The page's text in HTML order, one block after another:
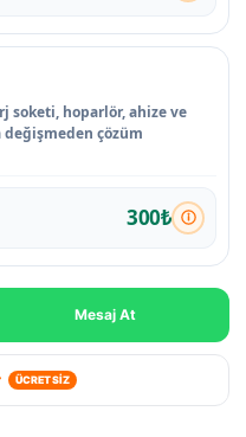
soketi, hoparlör, ahize ve
çözüm
300₺
Mesaj At
ÜCRETSİZ